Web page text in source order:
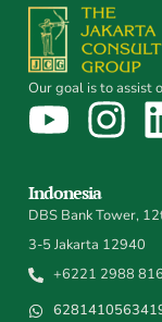
Our goal is to assist
Indonesia
DBS Bank Tower,
3-5 Jakarta 12940
+6221 2988